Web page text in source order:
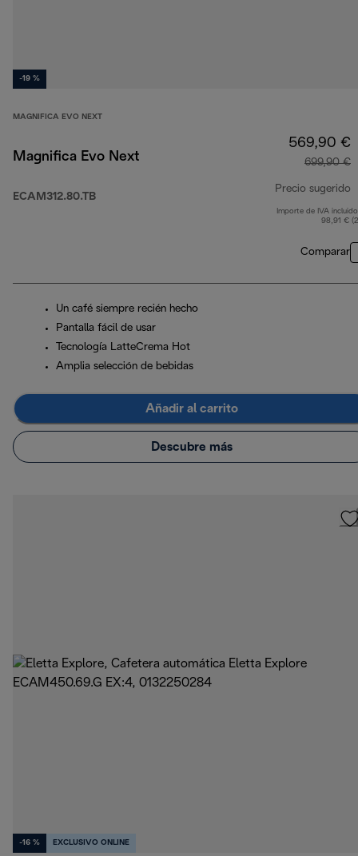
-19 %
MAGNIFICA EVO NEXT
Magnifica Evo Next
ECAM312.80.TB
569,90 €
699,90 €
Precio sugerido
Importe de IVA
98,91 €
Comparar
Un café siempre recién hecho
Pantalla fácil de usar
Tecnología LatteCrema Hot
Amplia selección de bebidas
Añadir al carrito
Descubre más
-16 % EXCLUSIVO ONLINE